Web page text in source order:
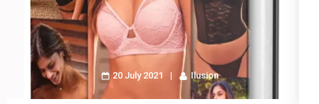
20 July 2021 Ilusion